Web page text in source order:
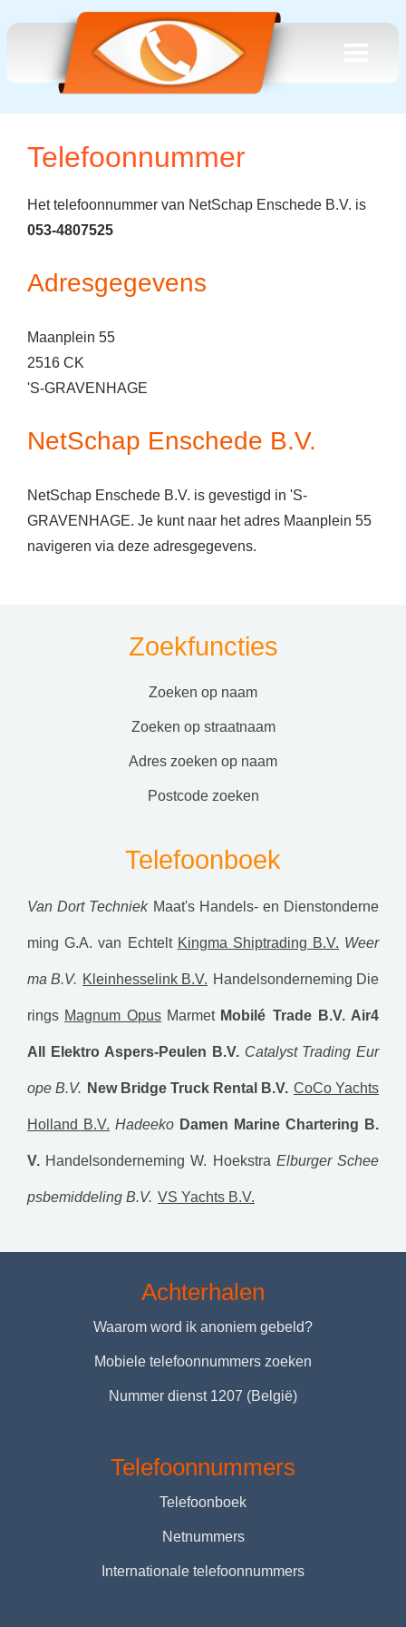
Telefoonnummer
Het telefoonnummer van NetSchap Enschede B.V. is
053-4807525
Adresgegevens
Maanplein 55
2516 CK
'S-GRAVENHAGE
NetSchap Enschede B.V.
NetSchap Enschede B.V. is gevestigd in 'S-
GRAVENHAGE. Je kunt naar het adres Maanplein 55
navigeren via deze adresgegevens.
Zoekfuncties
zoeken op naam
zoeken op straatnaam
adres zoeken op naam
postcode zoeken
Telefoonboek
Van Dort Techniek Maat's Handels- en Dienstonderne
ming G.A. van Echtelt Kingma Shiptrading B.V. Weer
ma B.V. Kleinhesselink B.V. Handelsonderneming Die
rings Magnum Opus Marmet Mobilé Trade B.V. Air4
All Elektro Aspers-Peulen B.V. Catalyst Trading Eur
ope B.V. New Bridge Truck Rental B.V. CoCo Yachts
Holland B.V. Hadeeko Damen Marine Chartering B.
V. Handelsonderneming W. Hoekstra Elburger Schee
psbemiddeling B.V. VS Yachts B.V.
Achterhalen
Waarom word ik anoniem gebeld?
Mobiele telefoonnummers zoeken
Nummer dienst 1207 (België)
Telefoonnummers
Telefoonboek
Netnummers
Internationale telefoonnummers